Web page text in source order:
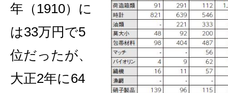
年（1910）に
は33万円で5
位だったが、
大正2年に64